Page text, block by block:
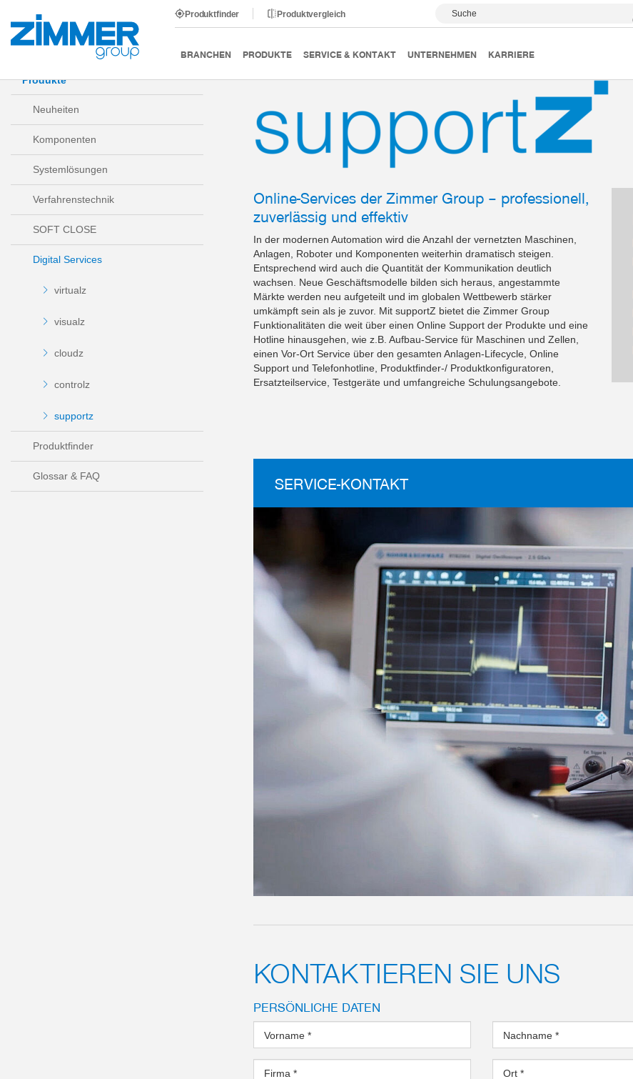
Produktfinder Produktvergleich Suche
BRANCHEN PRODUKTE SERVICE & KONTAKT UNTERNEHMEN KARRIERE
Start Produkte Digital Services supportz
Produkte
Neuheiten
Komponenten
Systemlösungen
Verfahrenstechnik
SOFT CLOSE
Digital Services
virtualz
visualz
cloudz
controlz
supportz
Produktfinder
Glossar & FAQ
Online-Services der Zimmer Group – professionell,
zuverlässig und effektiv
In der modernen Automation wird die Anzahl der vernetzten Maschinen,
Anlagen, Roboter und Komponenten weiterhin dramatisch steigen.
Entsprechend wird auch die Quantität der Kommunikation deutlich
wachsen. Neue Geschäftsmodelle bilden sich heraus, angestammte
Märkte werden neu aufgeteilt und im globalen Wettbewerb stärker
umkämpft sein als je zuvor. Mit supportZ bietet die Zimmer Group
Funktionalitäten die weit über einen Online Support der Produkte und eine
Hotline hinausgehen, wie z.B. Aufbau-Service für Maschinen und Zellen,
einen Vor-Ort Service über den gesamten Anlagen-Lifecycle, Online
Support und Telefonhotline, Produktfinder-/ Produktkonfiguratoren,
Ersatzteilservice, Testgeräte und umfangreiche Schulungsangebote.
SERVICE-KONTAKT
KONTAKTIEREN SIE UNS
PERSÖNLICHE DATEN
Vorname * Nachname *
Firma * Ort *